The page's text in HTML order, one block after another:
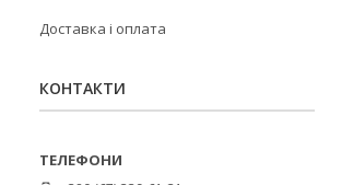
Доставка і оплата
КОНТАКТИ